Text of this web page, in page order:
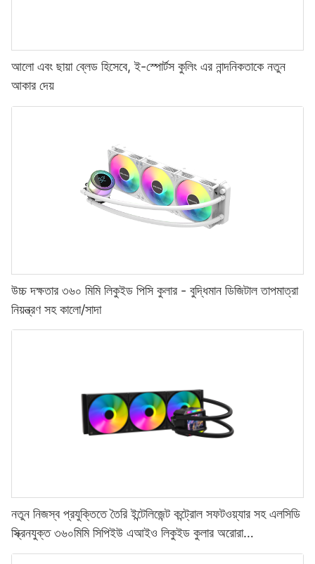
আলো এবং ছায়া ব্লেড হিসেবে, ই-স্পোর্টস কুলিং এর নান্দনিকতাকে নতুন
আকার দেয়
উচ্চ দক্ষতার ৩৬০ মিমি লিকুইড পিসি কুলার - বুদ্ধিমান ডিজিটাল তাপমাত্রা
নিয়ন্ত্রণ সহ কালো/সাদা
নতুন নিজস্ব প্রযুক্তিতে তৈরি ইন্টেলিজেন্ট কন্ট্রোল সফটওয়্যার সহ এলসিডি
স্ক্রিনযুক্ত ৩৬০মিমি সিপিইউ এআইও লিকুইড কুলার অরোরা
এলিট-১৭৭৩৯১৩৮০৫৪১২৮৬৫